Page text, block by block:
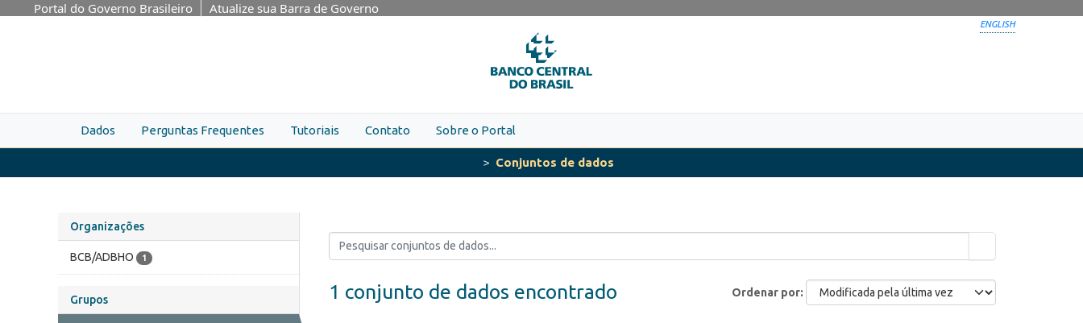
Skip to main content
Portal do Governo Brasileiro Atualize sua Barra de Governo
ENGLISH
Dados Perguntas Frequentes Tutoriais Contato Sobre o Portal
Conjuntos de dados
Organizações
BCB/ADBHO 1
Grupos
Ordenar por
1 conjunto de dados encontrado